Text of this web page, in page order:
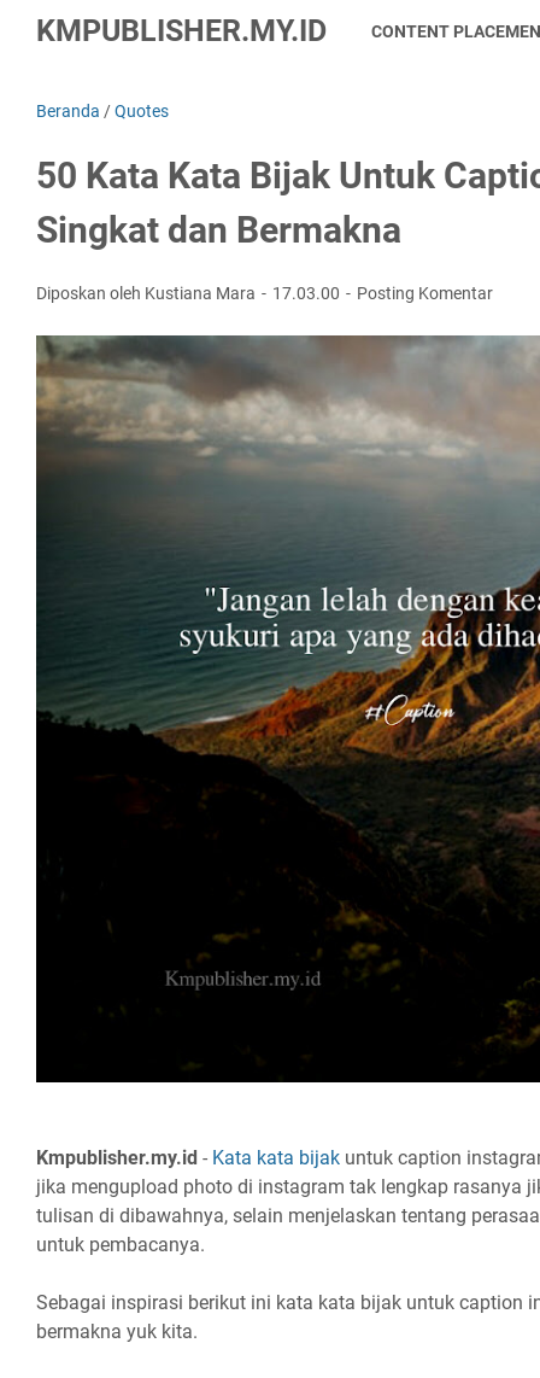
KMPUBLISHER.MY.ID CONTENT
Beranda /Quotes
50 Kata Kata Bijak Untuk
Singkat dan Bermakna
Diposkan oleh Kustiana Mara 17.03.00 Posting Komentar
Kmpublisher.my.id - Kata kata bijak untuk caption
jika mengupload photo di instagram tak lengkap rasanya
tulisan di dibawahnya, selain menjelaskan tentang
untuk pembacanya.
Sebagai inspirasi berikut ini kata kata bijak untuk caption
bermakna yuk kita.